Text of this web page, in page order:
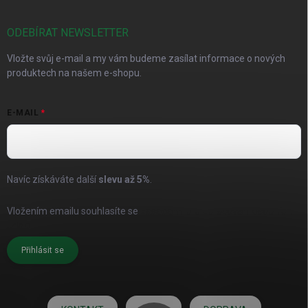
ODEBÍRAT NEWSLETTER
Vložte svůj e-mail a my vám budeme zasílat informace o nových
produktech na našem e-shopu.
E-MAIL
Navíc získáváte další slevu až5%.
Vložením emailu souhlasíte se
Přihlásit se